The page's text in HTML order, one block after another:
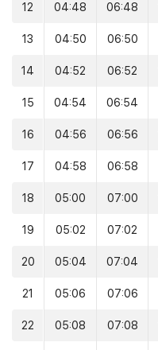
12 04:48 06:48
13 04:50 06:50
14 04:52 06:52
15 04:54 06:54
16 04:56 06:56
17 04:58 06:58
18 05:00 07:00
19 05:02 07:02
20 05:04 07:04
21 05:06 07:06
22 05:08 07:08